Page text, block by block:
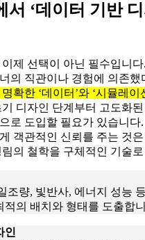
서 ‘데이터 기반
제 선택이 아닌 필수입니
의 직관이나 경험에 의존했
확한 ‘데이터’와 ‘시뮬레이
디자인 단계부터 고도화된
로 도입할 필요가 있습니다.
객관적인 신뢰를 주는 것은
의 철학을 구체적인 기술
조량, 빛반사, 에너지 성능
적의 배치와 형태를 도출합
인